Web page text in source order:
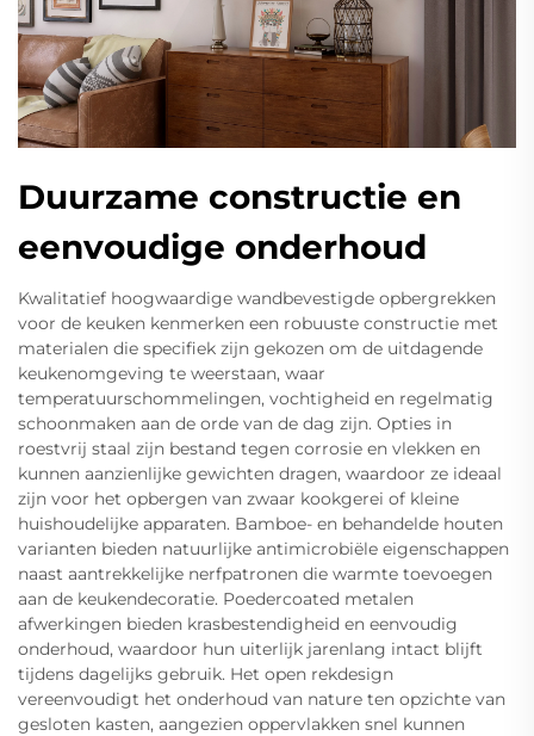
Duurzame constructie en
eenvoudige onderhoud
Kwalitatief hoogwaardige wandbevestigde opbergrekken
voor de keuken kenmerken een robuuste constructie met
materialen die specifiek zijn gekozen om de uitdagende
keukenomgeving te weerstaan, waar
temperatuurschommelingen, vochtigheid en regelmatig
schoonmaken aan de orde van de dag zijn. Opties in
roestvrij staal zijn bestand tegen corrosie en vlekken en
kunnen aanzienlijke gewichten dragen, waardoor ze ideaal
zijn voor het opbergen van zwaar kookgerei of kleine
huishoudelijke apparaten. Bamboe- en behandelde houten
varianten bieden natuurlijke antimicrobiële eigenschappen
naast aantrekkelijke nerfpatronen die warmte toevoegen
aan de keukendecoratie. Poedercoated metalen
afwerkingen bieden krasbestendigheid en eenvoudig
onderhoud, waardoor hun uiterlijk jarenlang intact blijft
tijdens dagelijks gebruik. Het open rekdesign
vereenvoudigt het onderhoud van nature ten opzichte van
gesloten kasten, aangezien oppervlakken snel kunnen